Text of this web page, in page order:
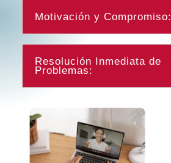
Motivación y Compromiso:
Resolución Inmediata de
Problemas: